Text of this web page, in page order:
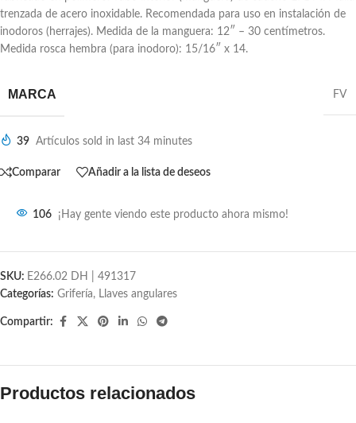
trenzada de acero inoxidable. Recomendada para uso en instalación de
inodoros (herrajes). Medida de la manguera: 12″ – 30 centímetros.
Medida rosca hembra (para inodoro): 15/16″ x 14.
MARCA FV
39 Artículos sold in last 34 minutes
Comparar Añadir a la lista de deseos
106 ¡Hay gente viendo este producto ahora mismo!
SKU: E266.02 DH | 491317
Categorías: Grifería, Llaves angulares
Compartir:
Productos relacionados